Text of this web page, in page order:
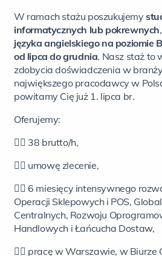
W ramach stażu poszukujemy
informatycznych lub pokrewnych
języka angielskiego na poziomie
od lipca do grudnia. Nasz staż to
zdobycia doświadczenia w
największego pracodawcy w
powitamy Cię już 1. lipca br.
Oferujemy:
👉🏻 38 brutto/h,
👉🏻 umowę zlecenie,
👉🏻 6 miesięcy intensywnego
Operacji Sklepowych i POS,
Centralnych, Rozwoju
Handlowych i Łańcucha Dostaw,
👉🏻 pracę w Warszawie, w Biurze